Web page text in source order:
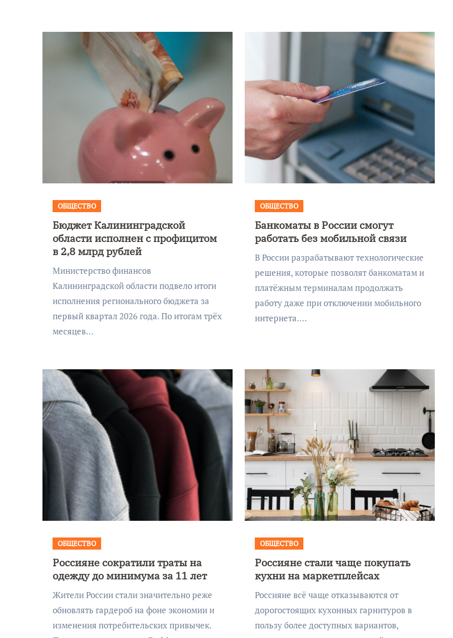
ОБЩЕСТВО
Бюджет Калининградской
области исполнен с профицитом
в 2,8 млрд рублей
Министерство финансов
Калининградской области подвело итоги
исполнения регионального бюджета за
первый квартал 2026 года. По итогам трёх
месяцев…
ОБЩЕСТВО
Банкоматы в России смогут
работать без мобильной связи
В России разрабатывают технологические
решения, которые позволят банкоматам и
платёжным терминалам продолжать
работу даже при отключении мобильного
интернета.…
ОБЩЕСТВО
Россияне сократили траты на
одежду до минимума за 11 лет
Жители России стали значительно реже
обновлять гардероб на фоне экономии и
изменения потребительских привычек.
ОБЩЕСТВО
Россияне стали чаще покупать
кухни на маркетплейсах
Россияне всё чаще отказываются от
дорогостоящих кухонных гарнитуров в
пользу более доступных вариантов,